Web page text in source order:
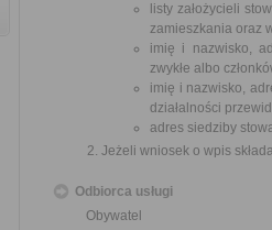
listy założycieli
zamieszkania oraz
imię i nazwisko,
zwykłe albo
imię i nazwisko,
działalności
adres siedziby
Jeżeli wniosek o wpis
Odbiorca usługi
Obywatel